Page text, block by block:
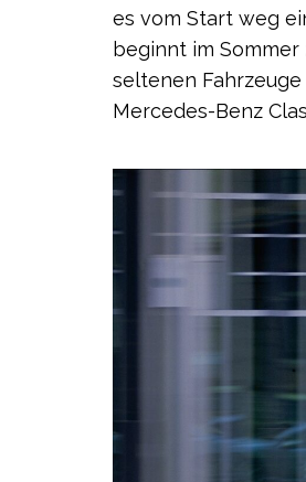
es vom Start weg
beginnt im
seltenen
Mercedes-Benz